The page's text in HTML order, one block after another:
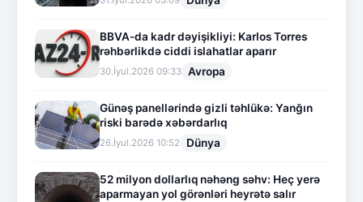
BBVA-da kadr dəyişikliyi: Karlos Torres
rəhbərlikdə ciddi islahatlar aparır
30.İyul.2026 09:33 Avropa
Günəş panellərində gizli təhlükə: Yanğın
riski barədə xəbərdarlıq
26.İyul.2026 10:52 Dünya
52 milyon dollarlıq nəhəng səhv: Heç yerə
aparmayan yol görənləri heyrətə salır